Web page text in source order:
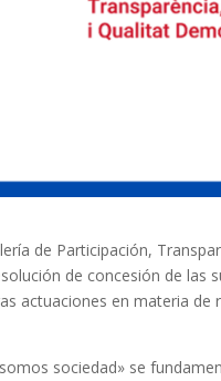
de Participación,
de concesión de
actuaciones en materia de
sociedad» se